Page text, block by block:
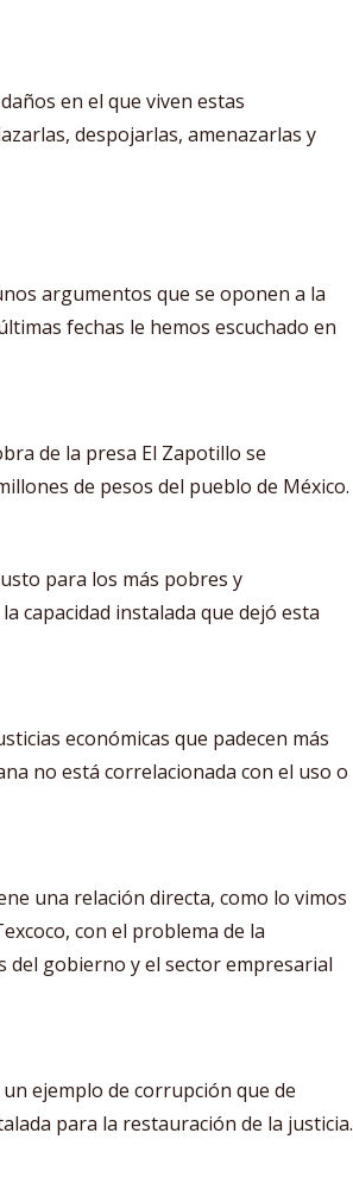
en el que viven estas
despojarlas, amenazarlas y
argumentos que se oponen a la
fechas le hemos escuchado en
de la presa El Zapotillo se
de pesos del pueblo de México.
para los más pobres y
capacidad instalada que dejó esta
económicas que padecen más
no está correlacionada con el uso o
una relación directa, como lo vimos
con el problema de la
del gobierno y el sector empresarial
ejemplo de corrupción que de
para la restauración de la justicia.